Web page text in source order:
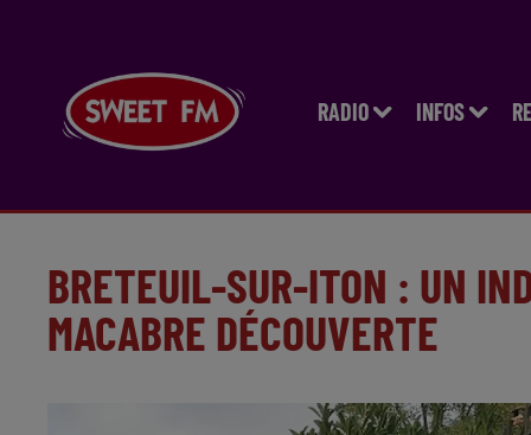
RADIO INFOS
BRETEUIL-SUR-ITON : UN
MACABRE DÉCOUVERTE